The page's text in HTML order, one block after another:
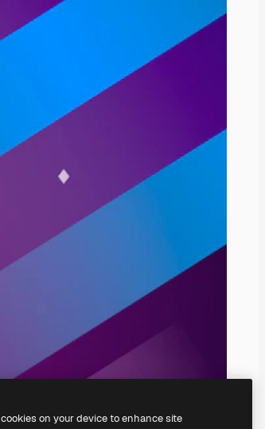
on your device to enhance site